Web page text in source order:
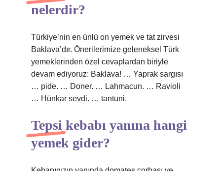
nelerdir?
Türkiye’nin en ünlü on yemek ve tat zirvesi
Baklava’dır. Önerilerimize geleneksel Türk
yemeklerinden özel cevaplardan biriyle
devam ediyoruz: Baklava! … Yaprak sargısı
… pide. … Doner. … Lahmacun. … Ravioli
… Hünkar sevdi. … tantuni.
Tepsi kebabı yanına hangi
yemek gider?